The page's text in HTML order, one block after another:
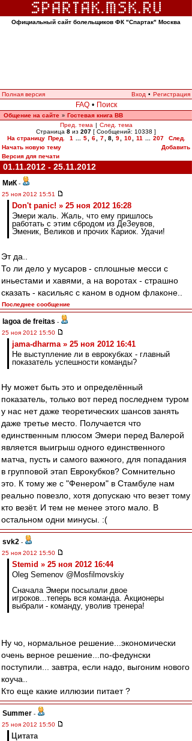
Официальный сайт болельщиков ФК "Спартак" Москва
Полная версия Вход • Регистрация
FAQ • Поиск
Общение на сайте » Гостевая книга ВВ
Пред. тема | След. тема
Страница 8 из 207 [ Сообщений: 10338 ]
На страницу Пред. 1 5 6 7 8, 9 10 11 207
След.
Начать новую тему
Добавить
Версия для печати
01.11.2012 - 25.11.2012
МиК -
25 ноя 2012 15:51
Don't panic! » 25 ноя 2012 16:28
Эмери жаль. Жаль, что ему пришлось
работать с этим сбродом из ДеЗеувов,
Эменик, Великов и прочих Кариок. Удачи!
Эт да..
То ли дело у мусаров - сплошные месси с
иньестами и хавями, а на воротах - страшно
сказать - касильяс с каном в одном флаконе..
Последнее сообщение
lagoa de freitas -
25 ноя 2012 15:50
jama-dharma » 25 ноя 2012 16:41
Не выступление ли в еврокубках - главный
показатель успешности команды?
Ну может быть это и определённый
показатель, только вот перед последнем туром
у нас нет даже теоретических шансов занять
даже третье место. Получается что
единственным плюсом Эмери перед Валерой
является выигрыш одного единственного
матча, пусть и самого важного, для попадания
в групповой этап Еврокубков? Сомнительно
это. К тому же с "Фенером" в Стамбуле нам
реально повезло, хотя допускаю что везет тому
кто везёт. И тем не менее этого мало. В
остальном одни минусы. :(
svk2 -
25 ноя 2012 15:50
Stemid » 25 ноя 2012 16:44
Oleg Semenov @Mosfilmovskiy
Сначала Эмери посылали двое
игроков...теперь вся команда. Акционеры
выбрали - команду, уволив тренера!
Ну чо, нормальное решение...экономически
очень верное решение...по-федунски
поступили... завтра, если надо, выгоним нового
коуча..
Кто еще какие иллюзии питает ?
Summer -
25 ноя 2012 15:50
Цитата